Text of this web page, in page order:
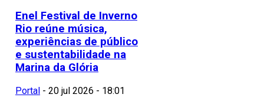
Enel Festival de Inverno
Rio reúne música,
experiências de público
e sustentabilidade na
Marina da Glória
Portal - 20 jul 2026 - 18:01